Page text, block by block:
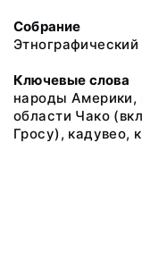
Собрание
Ключевые слова
народы
области Чако
Гросу), кадувео,